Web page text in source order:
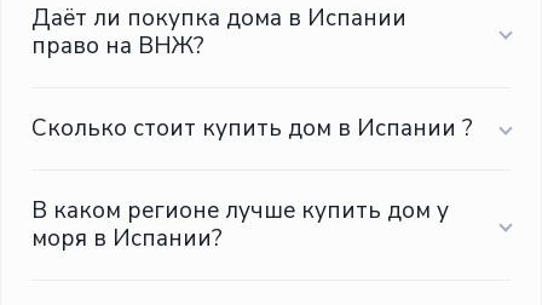
Даёт ли покупка дома в Испании
право на ВНЖ?
Сколько стоит купить дом в Испании ?
В каком регионе лучше купить дом у
моря в Испании?